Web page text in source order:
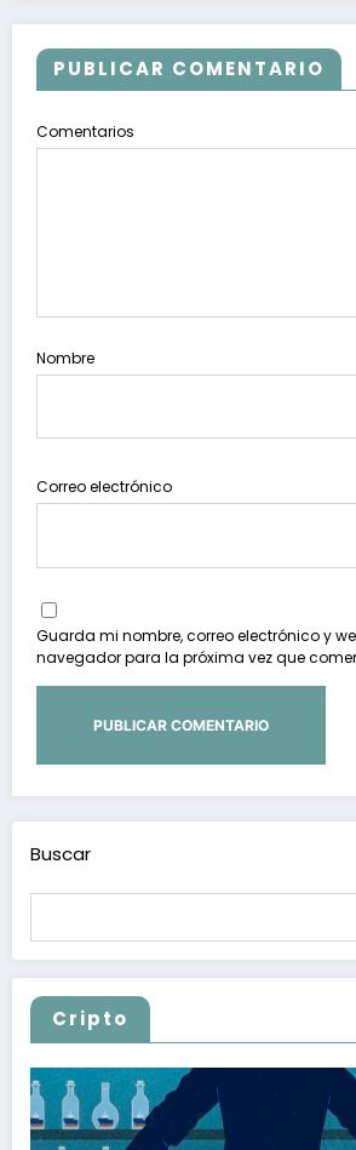
PUBLICAR COMENTARIO
Comentarios
Nombre
Correo electrónico
Guarda mi nombre, correo electrónico y
navegador para la próxima vez que
Buscar
Cripto